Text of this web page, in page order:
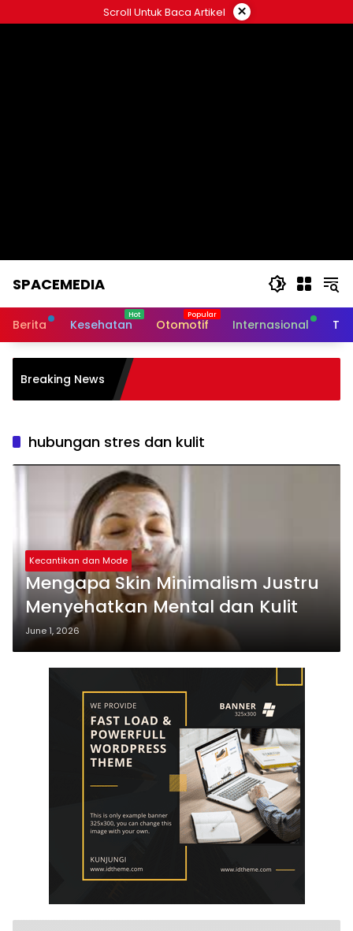
to
Scroll Untuk Baca Artikel ×
SPACEMEDIA
Berita Kesehatan Otomotif Internasional
Breaking News
Aktif
Sukses
hubungan stres dan kulit
Kecantikan dan Mode
Mengapa Skin Minimalism Justru
Menyehatkan Mental dan Kulit
June 1, 2026